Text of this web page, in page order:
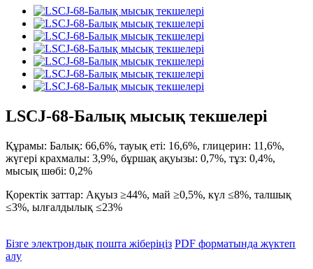
LSCJ-68-Балық мысық текшелері
Құрамы: Балық: 66,6%, тауық еті: 16,6%, глицерин: 11,6%,
жүгері крахмалы: 3,9%, бұршақ ақуызы: 0,7%, тұз: 0,4%,
мысық шөбі: 0,2%
Қоректік заттар: Ақуыз ≥44%, май ≥0,5%, күл ≤8%, талшық
≤3%, ылғалдылық ≤23%
Бізге электрондық пошта жіберіңіз PDF форматында жүктеп
алу